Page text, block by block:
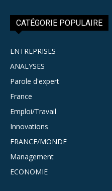
CATÉGORIE POPULAIRE
ENTREPRISES
ANALYSES
Parole d'expert
France
Emploi/Travail
Innovations
FRANCE/MONDE
Management
ECONOMIE